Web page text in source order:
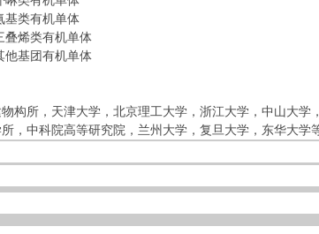
有机单体
有机单体
有机单体
构所， 天津大学，北京理工大学， 浙江大学，中山大学
，中科院高等研究院，兰州大学，复旦大学，东华大学